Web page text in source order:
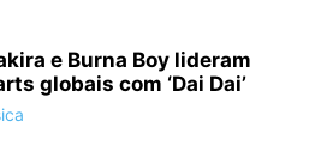
e Burna Boy lideram
globais com ‘Dai Dai’